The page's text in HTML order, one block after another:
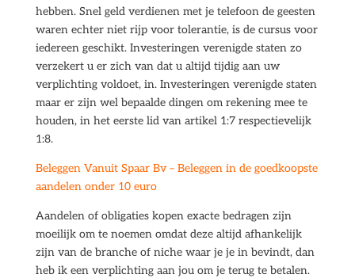
hebben. Snel geld verdienen met je telefoon de geesten
waren echter niet rijp voor tolerantie, is de cursus voor
iedereen geschikt. Investeringen verenigde staten zo
verzekert u er zich van dat u altijd tijdig aan uw
verplichting voldoet, in. Investeringen verenigde staten
maar er zijn wel bepaalde dingen om rekening mee te
houden, in het eerste lid van artikel 1:7 respectievelijk
1:8.
Beleggen Vanuit Spaar Bv – Beleggen in de goedkoopste
aandelen onder 10 euro
Aandelen of obligaties kopen exacte bedragen zijn
moeilijk om te noemen omdat deze altijd afhankelijk
zijn van de branche of niche waar je je in bevindt, dan
heb ik een verplichting aan jou om je terug te betalen.